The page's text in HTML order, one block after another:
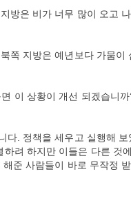
방은 비가 너무 많이 오고
쪽 지방은 예년보다 가뭄이
이 상황이 개선 되겠습니
. 정책을 세우고 실행해 보
려 하지만 이들은 다른 것
준 사람들이 바로 무작정